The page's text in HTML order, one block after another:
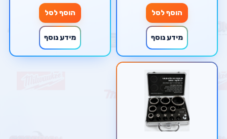
הוסף לסל
מידע נוסף
הוסף לסל
מידע נוסף